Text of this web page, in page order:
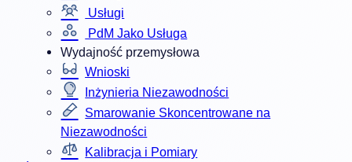
Usługi
PdM Jako Usługa
Wydajność przemysłowa
Wnioski
Inżynieria Niezawodności
Smarowanie Skoncentrowane na
Niezawodności
Kalibracja i Pomiary